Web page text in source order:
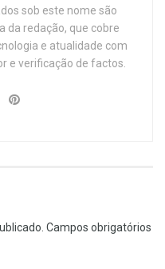
sob este nome são
da redação, que cobre
e atualidade com
e verificação de factos.
Campos obrigatórios